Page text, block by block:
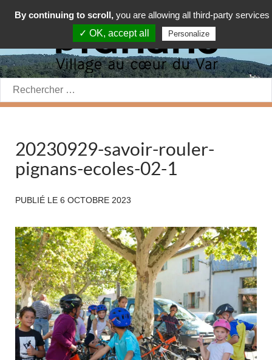
Rechercher:
20230929-savoir-rouler-
pignans-ecoles-02-1
PUBLIÉ LE 6 OCTOBRE 2023
By continuing to scroll, you are allowing all third-party services
✓ OK, accept all
Personalize